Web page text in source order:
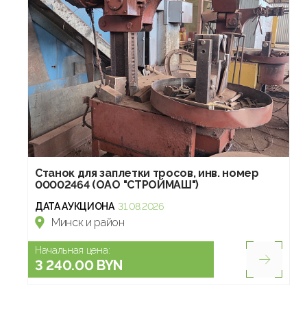
Станок для заплетки тросов, инв. номер
00002464 (ОАО "СТРОЙМАШ")
ДАТА АУКЦИОНА 31.08.2026
Минск и район
Начальная цена:
3 240.00 BYN